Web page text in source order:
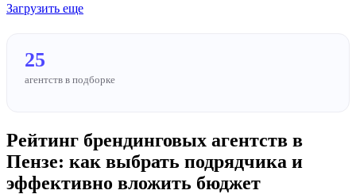
Загрузить еще
25
агентств в подборке
Рейтинг брендинговых агентств в
Пензе: как выбрать подрядчика и
эффективно вложить бюджет